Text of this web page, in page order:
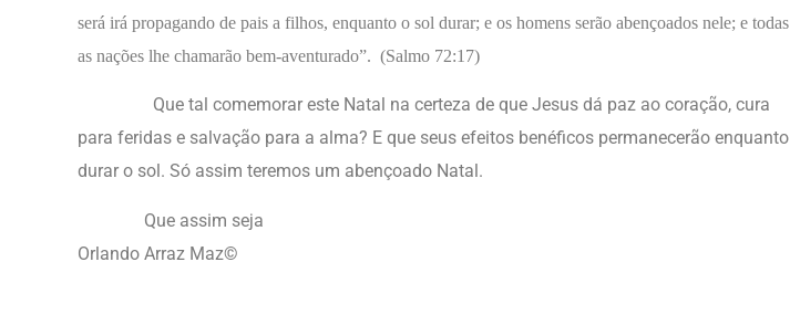
será irá propagando de pais a filhos, enquanto o sol durar; e os homens serão abençoados nele; e todas
as nações lhe chamarão bem-aventurado”. (Salmo 72:17)
Que tal comemorar este Natal na certeza de que Jesus dá paz ao coração, cura
para feridas e salvação para a alma? E que seus efeitos benéficos permanecerão enquanto
durar o sol. Só assim teremos um abençoado Natal.
Que assim seja
Orlando Arraz Maz©